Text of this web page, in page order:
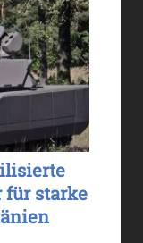
für starke